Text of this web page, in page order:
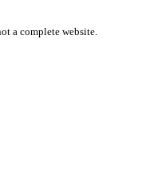
a complete website.